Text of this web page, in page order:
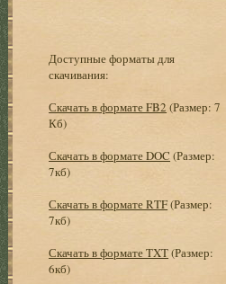
Доступные форматы для
скачивания:
Скачать в формате FB2 (Размер: 7
Кб)
Скачать в формате DOC (Размер:
7кб)
Скачать в формате RTF(Размер:
7кб)
Скачать в формате TXT(Размер:
6кб)